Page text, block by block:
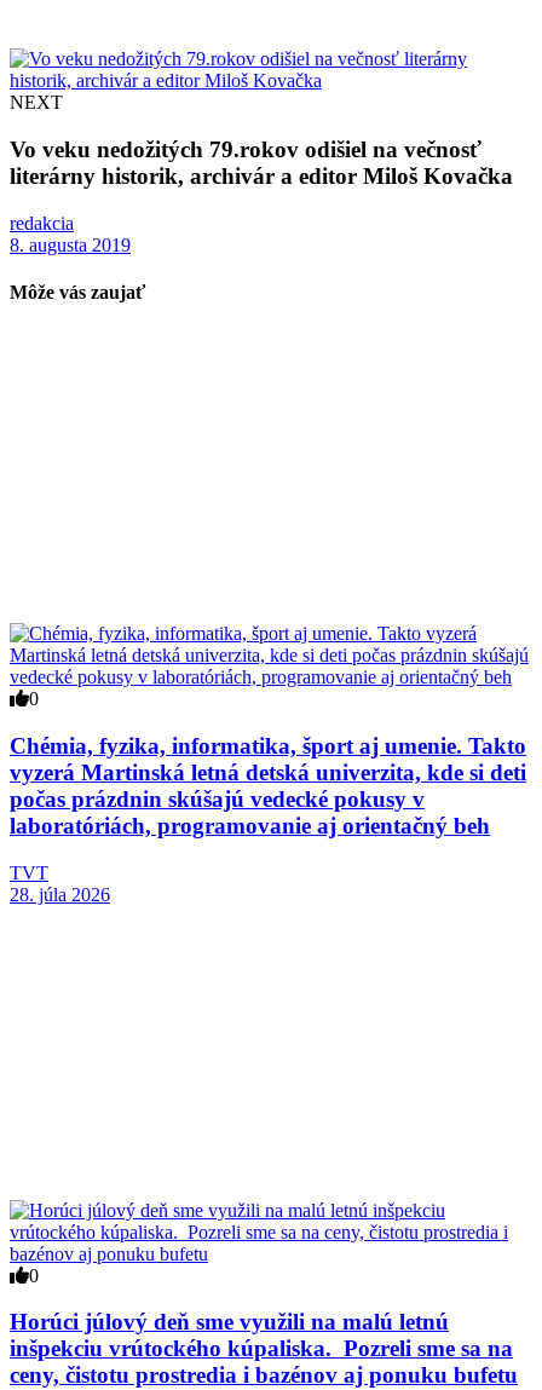
NEXT
Vo veku nedožitých 79.rokov odišiel na večnosť
literárny historik, archivár a editor Miloš Kovačka
redakcia
8. augusta 2019
Môže vás zaujať
0
Chémia, fyzika, informatika, šport aj umenie. Takto
vyzerá Martinská letná detská univerzita, kde si deti
počas prázdnin skúšajú vedecké pokusy v
laboratóriách, programovanie aj orientačný beh
TVT
28. júla 2026
0
Horúci júlový deň sme využili na malú letnú
inšpekciu vrútockého kúpaliska. Pozreli sme sa na
ceny, čistotu prostredia i bazénov aj ponuku bufetu